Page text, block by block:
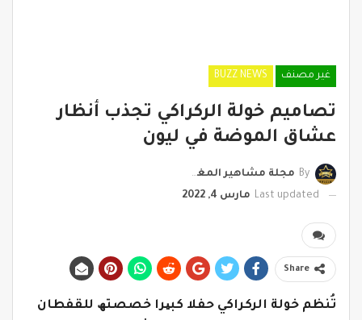
غير مصنف BUZZ NEWS
تصاميم خولة الركراكي تجذب أنظار
عشاق الموضة في ليون
By مجلة مشاهير المغرب
Last updated مارس 4, 2022
Share
تُنظم خولة الركراكي حفلا كبیرا خصصتھ للقفطان